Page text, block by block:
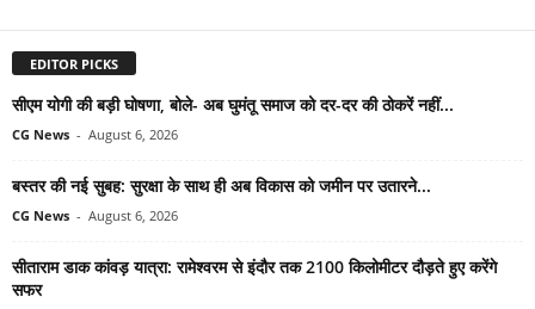
EDITOR PICKS
सीएम योगी की बड़ी घोषणा, बोले- अब घुमंतू समाज को दर-दर की ठोकरें नहीं...
CG News - August 6, 2026
बस्तर की नई सुबह: सुरक्षा के साथ ही अब विकास को जमीन पर उतारने...
CG News - August 6, 2026
सीताराम डाक कांवड़ यात्रा: रामेश्वरम से इंदौर तक 2100 किलोमीटर दौड़ते हुए करेंगे
सफर